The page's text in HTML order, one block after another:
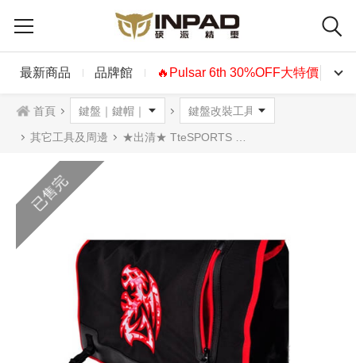
最新商品 品牌館 🔥Pulsar 6th 30%OFF大特價🔥
首頁
其它工具及周邊 ★出清★ TteSPORTS 電競鬥龍多功能郵差包
已售完